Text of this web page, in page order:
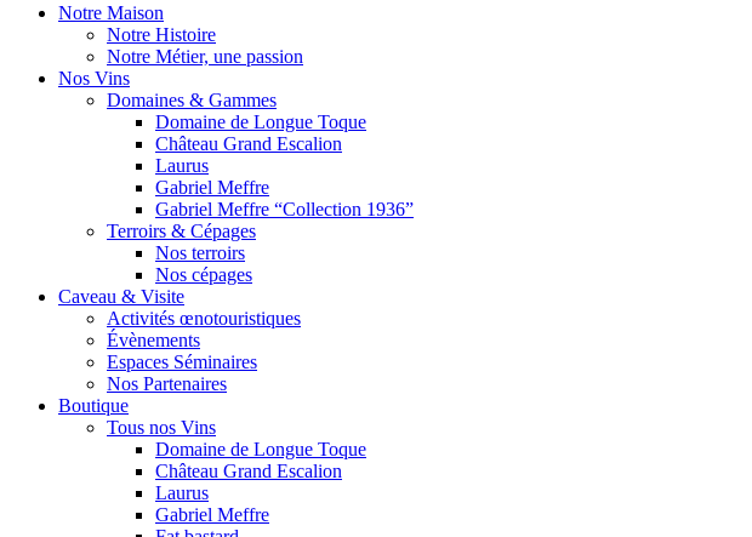
Notre Maison
Notre Histoire
Notre Métier, une passion
Nos Vins
Domaines & Gammes
Domaine de Longue Toque
Château Grand Escalion
Laurus
Gabriel Meffre
Gabriel Meffre “Collection 1936”
Terroirs & Cépages
Nos terroirs
Nos cépages
Caveau & Visite
Activités œnotouristiques
Évènements
Espaces Séminaires
Nos Partenaires
Boutique
Tous nos Vins
Domaine de Longue Toque
Château Grand Escalion
Laurus
Gabriel Meffre